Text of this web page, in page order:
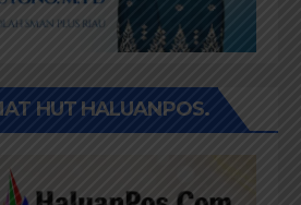
HUT HALUANPOS.